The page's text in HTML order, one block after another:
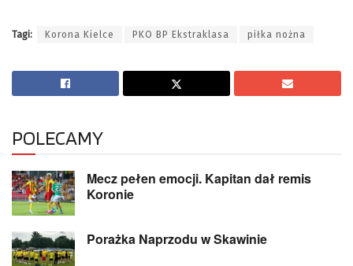
Tagi: Korona Kielce PKO BP Ekstraklasa piłka nożna
POLECAMY
Mecz pełen emocji. Kapitan dał remis
Koronie
Porażka Naprzodu w Skawinie